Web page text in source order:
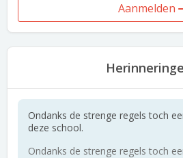
Aanmelden
Ondanks de strenge regels toch
deze school.
Ondanks de strenge regels toch